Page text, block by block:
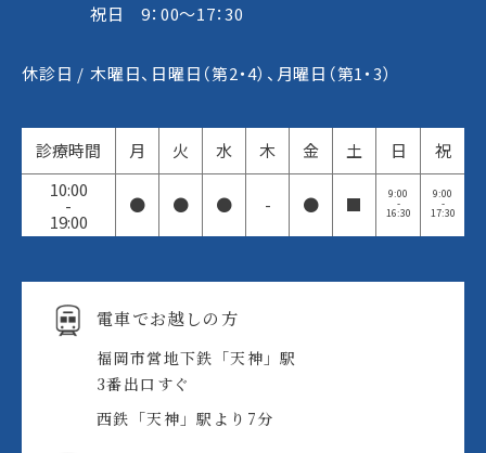
祝日 9：00～17：30
休診日 / 木曜日、日曜日（第2・4）、月曜日（第1・3）
診療時間 月 火 水 木 金 土 日
祝
10:00
-
19:00
● ● ● - ● ■ 9:00
-
16:30
9:00
-
17:30
電車でお越しの方
福岡市営地下鉄「天神」駅
3番出口すぐ
西鉄「天神」駅より7分